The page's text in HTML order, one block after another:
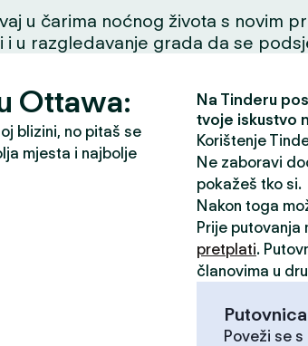
u čarima noćnog života s novim
u razgledavanje grada da se
Ottawa:
blizini, no pitaš se
mjesta i najbolje
Na Tinderu
tvoje iskustvo
Korištenje
Ne zaboravi
pokažeš tko si.
Nakon toga
Prije putovanja
pretplati.
članovima u
Poveži se